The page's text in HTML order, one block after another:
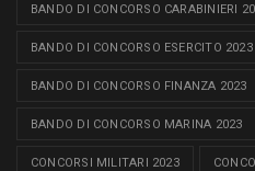
BANDO DI CONCORSO CARABINIERI
BANDO DI CONCORSO ESERCITO 2023
BANDO DI CONCORSO FINANZA 2023
BANDO DI CONCORSO MARINA 2023
CONCORSI MILITARI 2023